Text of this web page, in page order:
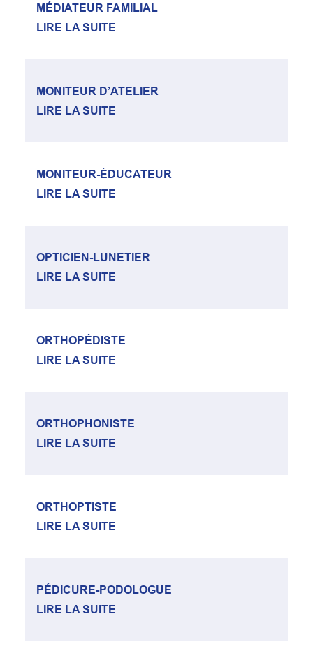
MÉDIATEUR FAMILIAL
LIRE LA SUITE
MONITEUR D’ATELIER
LIRE LA SUITE
MONITEUR-ÉDUCATEUR
LIRE LA SUITE
OPTICIEN-LUNETIER
LIRE LA SUITE
ORTHOPÉDISTE
LIRE LA SUITE
ORTHOPHONISTE
LIRE LA SUITE
ORTHOPTISTE
LIRE LA SUITE
PÉDICURE-PODOLOGUE
LIRE LA SUITE